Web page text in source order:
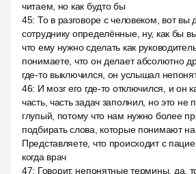
читаем, но как будто бы
45: То в разговоре с человеком, вот вы
сотруднику определённые, ну, как бы
что ему нужно сделать как
понимаете, что он делает абсолютно
где-то выключился, он услышал
46: И мозг его где-то отключился, и он
часть, часть задач заполнил, но это не
глупый, потому что нам нужно более
подбирать слова, которые понимают
Представляете, что происходит с
когда врач
47: Говорит, непонятные термины, да,